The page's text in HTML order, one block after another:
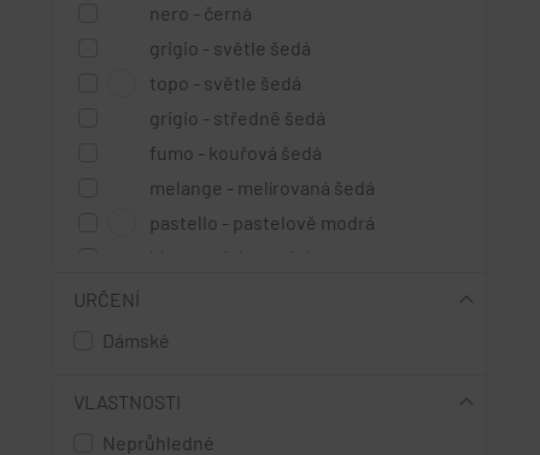
nero - černá
grigio - světle šedá
topo - světle šedá
grigio - středně šedá
fumo - kouřová šedá
melange - melírovaná šedá
pastello - pastelově modrá
blue - světle modrá
granat - tmavě modrá
marine - tmavě modrá
URČENÍ
Dámské
VLASTNOSTI
Neprůhledné